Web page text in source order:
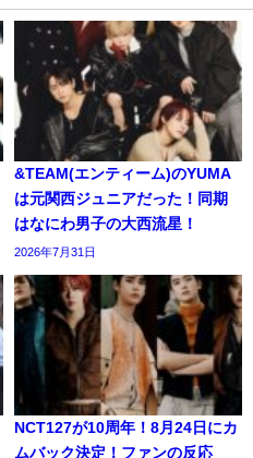
&TEAM(エンティーム)のYUMA
は元関西ジュニアだった！同期
はなにわ男子の大西流星！
2026年7月31日
NCT127が10周年！8月24日にカ
ムバック決定！ファンの反応